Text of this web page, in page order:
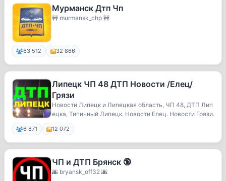
Мурманск Дтп Чп
🚧 murmansk_chp 🚧
63 512 32 866
Липецк ЧП 48 ДТП Новости /Елец/
Грязи
Новости Липецк и Липецкая область, ЧП 48, ДТП Лип
ецка, Типичный Липецк. Новости Елец. Новости Грязи.
6 871 12 072
ЧП и ДТП Брянск 🔞
🌆 bryansk_off32 🌆